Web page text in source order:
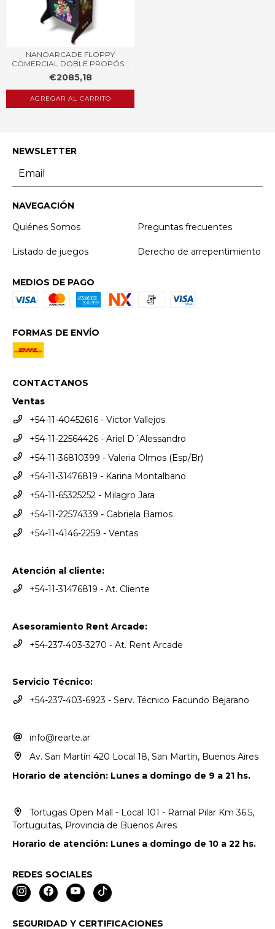
NANOARCADE FLOPPY
COMERCIAL DOBLE PROPÓS...
€2085,18
AGREGAR AL CARRITO
NEWSLETTER
NAVEGACIÓN
Quiénes Somos
Preguntas frecuentes
Listado de juegos Derecho de arrepentimiento
MEDIOS DE PAGO
FORMAS DE ENVÍO
CONTACTANOS
Ventas
+54-11-40452616 - Victor Vallejos
+54-11-22564426 - Ariel D´Alessandro
+54-11-36810399 - Valeria Olmos (Esp/Br)
+54-11-31476819 - Karina Montalbano
+54-11-65325252 - Milagro Jara
+54-11-22574339 - Gabriela Barrios
+54-11-4146-2259 - Ventas
Atención al cliente:
+54-11-31476819 - At. Cliente
Asesoramiento Rent Arcade:
+54-237-403-3270 - At. Rent Arcade
Servicio Técnico:
+54-237-403-6923 - Serv. Técnico Facundo Bejarano
info@rearte.ar
Av. San Martín 420 Local 18, San Martín, Buenos Aires
Horario de atención: Lunes a domingo de 9 a 21 hs.
Tortugas Open Mall - Local 101 - Ramal Pilar Km 36.5,
Tortuguitas, Provincia de Buenos Aires
Horario de atención: Lunes a domingo de 10 a 22 hs.
REDES SOCIALES
SEGURIDAD Y CERTIFICACIONES